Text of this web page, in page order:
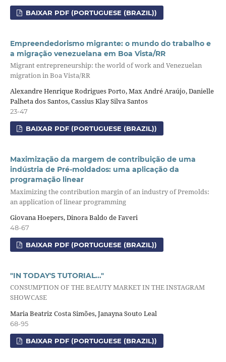
BAIXAR PDF (PORTUGUESE (BRAZIL))
Empreendedorismo migrante: o mundo do trabalho e
a migração venezuelana em Boa Vista/RR
Migrant entrepreneurship: the world of work and Venezuelan
migration in Boa Vista/RR
Alexandre Henrique Rodrigues Porto, Max André Araújo, Danielle
Palheta dos Santos, Cassius Klay Silva Santos
23-47
BAIXAR PDF (PORTUGUESE (BRAZIL))
Maximização da margem de contribuição de uma
indústria de Pré-moldados: uma aplicação da
programação linear
Maximizing the contribution margin of an industry of Premolds:
an application of linear programming
Giovana Hoepers, Dinora Baldo de Faveri
48-67
BAIXAR PDF (PORTUGUESE (BRAZIL))
"IN TODAY'S TUTORIAL..."
CONSUMPTION OF THE BEAUTY MARKET IN THE INSTAGRAM
SHOWCASE
Maria Beatriz Costa Simões, Janayna Souto Leal
68-95
BAIXAR PDF (PORTUGUESE (BRAZIL))